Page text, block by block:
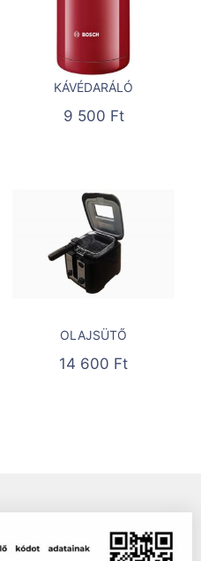
KÁVÉDARÁLÓ
9 500 Ft
OLAJSÜTŐ
14 600 Ft